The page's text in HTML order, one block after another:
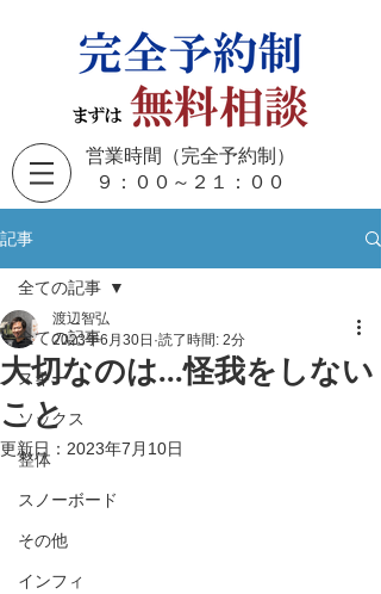
営業時間（完全予約制）
​９：００～２１：００
記事
全ての記事
スキー
ソックス
整体
スノーボード
その他
インフィ
全ての記事
大切なのは...怪我をしない
こと
渡辺智弘
2023年6月30日 読了時間: 2分
更新日： 2023年7月10日